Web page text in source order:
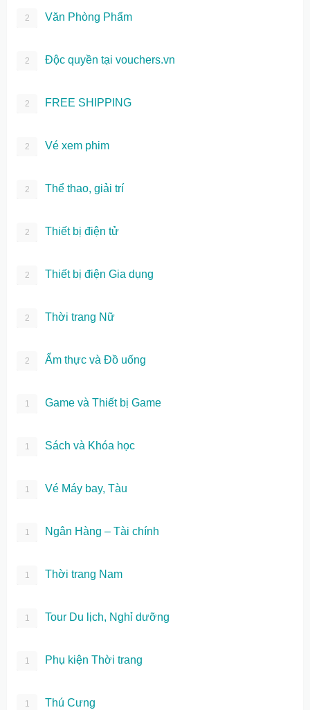
2 Văn Phòng Phẩm
2 Độc quyền tại vouchers.vn
2 FREE SHIPPING
2 Vé xem phim
2 Thể thao, giải trí
2 Thiết bị điện tử
2 Thiết bị điện Gia dụng
2 Thời trang Nữ
2 Ẩm thực và Đồ uống
1 Game và Thiết bị Game
1 Sách và Khóa học
1 Vé Máy bay, Tàu
1 Ngân Hàng – Tài chính
1 Thời trang Nam
1 Tour Du lịch, Nghỉ dưỡng
1 Phụ kiện Thời trang
1 Thú Cưng